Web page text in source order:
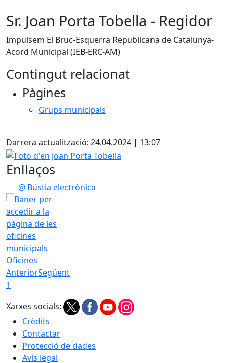
Sr. Joan Porta Tobella - Regidor
Impulsem El Bruc-Esquerra Republicana de Catalunya-
Acord Municipal (IEB-ERC-AM)
Contingut relacionat
Pàgines
Grups municipals
Darrera actualització: 24.04.2024 | 13:07
Foto d'en Joan Porta Tobella
Enllaços
@ Bústia electrònica
Oficines
AnteriorSegüent
1
Xarxes socials:
Crèdits
Contactar
Protecció de dades
Avís legal